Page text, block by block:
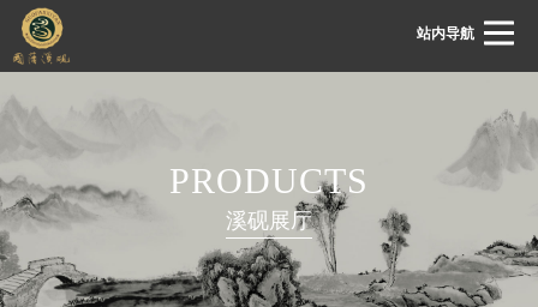
站内导航
关于国藩
溪砚展厅
PRODUCTS
溪砚展厅